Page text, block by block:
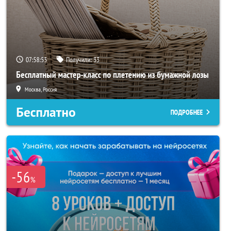
07:58:50 Получили:33
Бесплатный мастер-класс по плетению из бумажной лозы
Москва, Россия
Бесплатно ПОДРОБНЕЕ
-56%